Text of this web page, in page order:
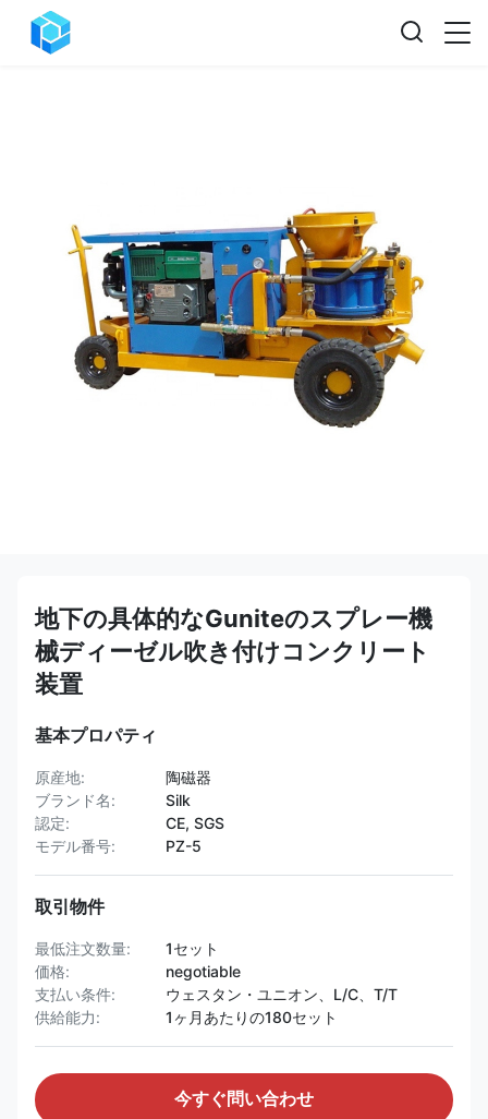
地下の具体的なGuniteのスプレー機
械ディーゼル吹き付けコンクリート
装置
基本プロパティ
原産地:
陶磁器
ブランド名:
Silk
認定:
CE, SGS
モデル番号:
PZ-5
取引物件
最低注文数量:
1セット
価格:
negotiable
支払い条件:
ウェスタン・ユニオン、L/C、T/T
供給能力:
1ヶ月あたりの180セット
今すぐ問い合わせ